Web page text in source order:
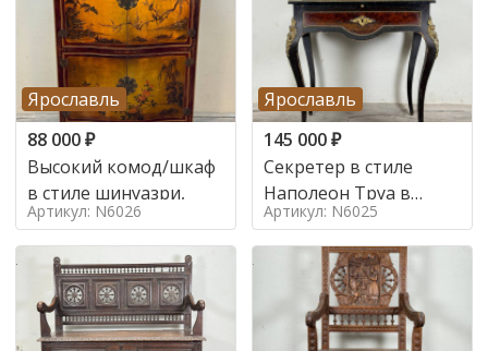
Ярославль
88 000₽
Высокий комод/шкаф
в стиле шинуазри,
Артикул: N6026
Ярославль
145 000₽
Секретер в стиле
Наполеон Труа в
стиле 19 век
Артикул: N6025